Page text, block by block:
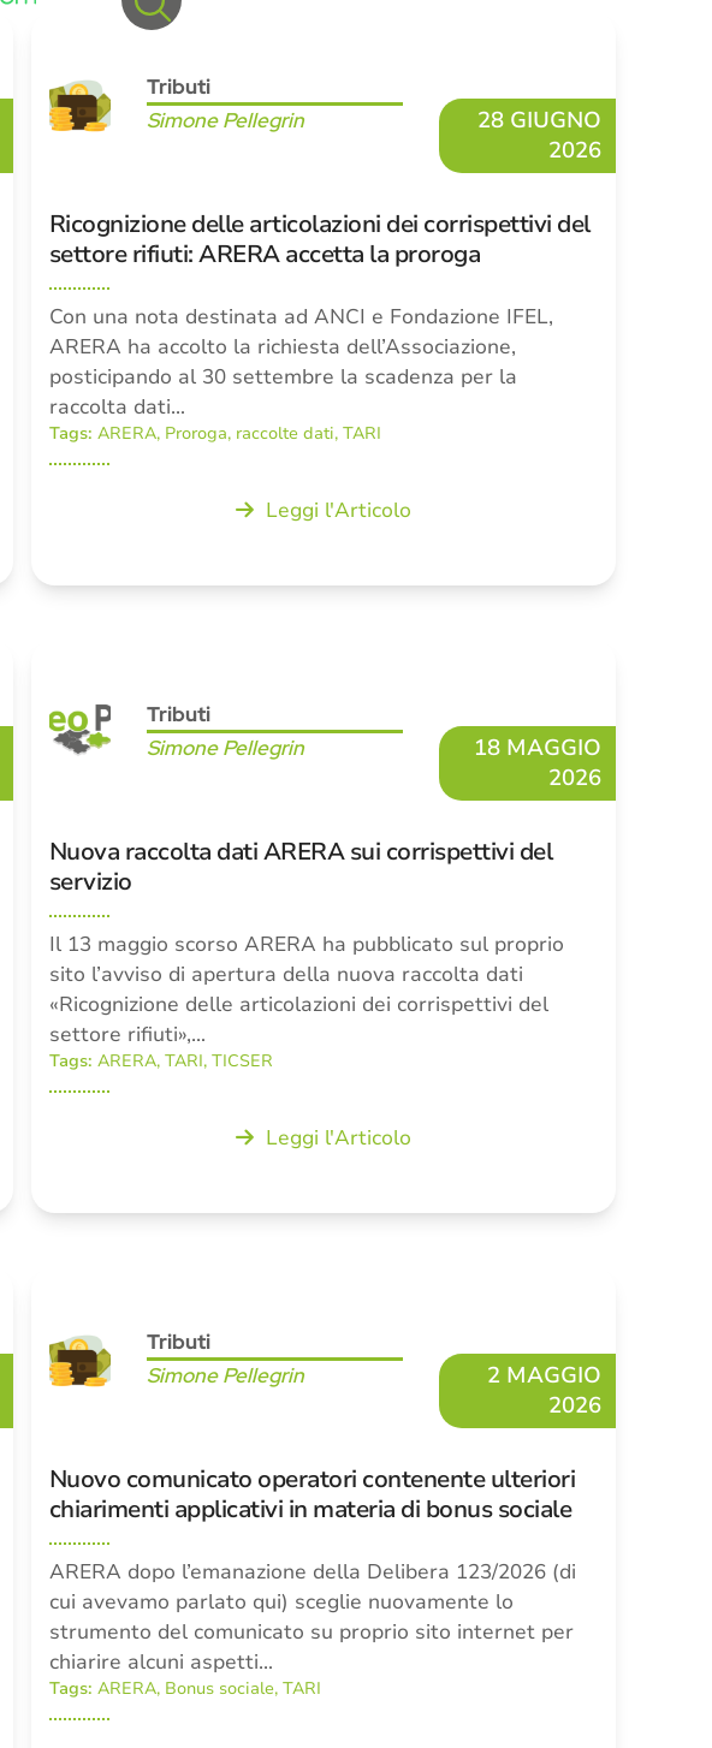
Tributi
Simone Pellegrin
28 GIUGNO
2026
Ricognizione delle articolazioni dei corrispettivi del
settore rifiuti: ARERA accetta la proroga
Con una nota destinata ad ANCI e Fondazione IFEL,
ARERA ha accolto la richiesta dell’Associazione,
posticipando al 30 settembre la scadenza per la
raccolta dati…
Tags: ARERA, Proroga, raccolte dati, TARI
Leggi l'Articolo
Tributi
Simone Pellegrin
18 MAGGIO
2026
Nuova raccolta dati ARERA sui corrispettivi del
servizio
Il 13 maggio scorso ARERA ha pubblicato sul proprio
sito l’avviso di apertura della nuova raccolta dati
«Ricognizione delle articolazioni dei corrispettivi del
settore rifiuti»,…
Tags: ARERA, TARI, TICSER
Leggi l'Articolo
Tributi
Simone Pellegrin
2 MAGGIO
2026
Nuovo comunicato operatori contenente ulteriori
chiarimenti applicativi in materia di bonus sociale
ARERA dopo l’emanazione della Delibera 123/2026 (di
cui avevamo parlato qui) sceglie nuovamente lo
strumento del comunicato su proprio sito internet per
chiarire alcuni aspetti…
Tags: ARERA, Bonus sociale, TARI